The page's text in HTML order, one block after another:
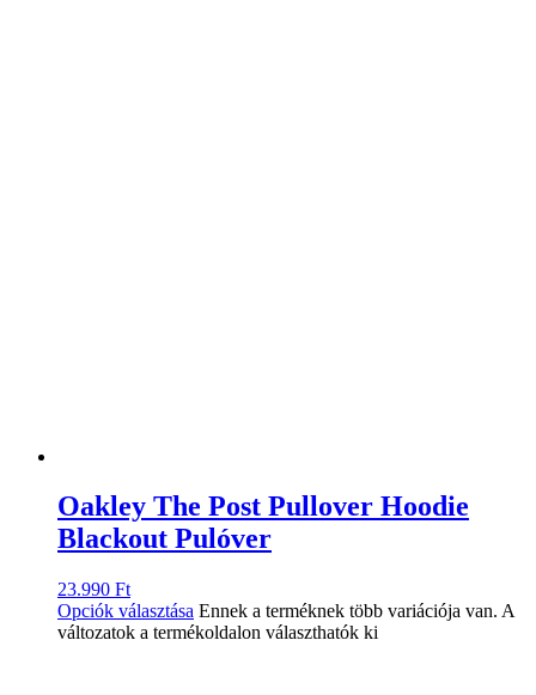
Oakley The Post Pullover Hoodie
Blackout Pulóver
23.990 Ft
Opciók választása Ennek a terméknek több variációja van. A
változatok a termékoldalon választhatók ki